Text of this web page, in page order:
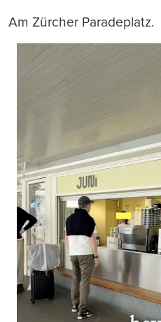
Am Zürcher Paradeplatz.